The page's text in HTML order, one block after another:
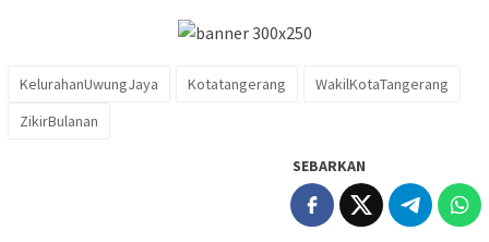
KelurahanUwungJaya Kotatangerang
WakilKotaTangerang
ZikirBulanan
SEBARKAN